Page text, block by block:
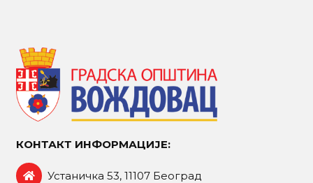
КОНТАКТ ИНФОРМАЦИЈЕ:
Устаничка 53, 11107 Београд